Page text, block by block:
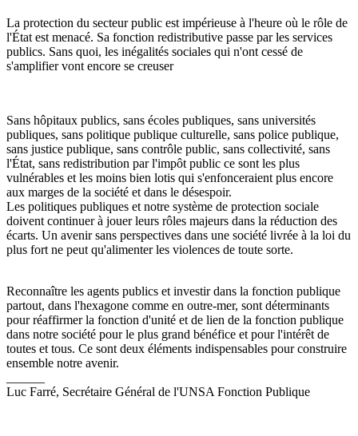
La protection du secteur public est impérieuse à l'heure où le rôle de
l'État est menacé. Sa fonction redistributive passe par les services
publics. Sans quoi, les inégalités sociales qui n'ont cessé de
s'amplifier vont encore se creuser
Sans hôpitaux publics, sans écoles publiques, sans universités
publiques, sans politique publique culturelle, sans police publique,
sans justice publique, sans contrôle public, sans collectivité, sans
l'État, sans redistribution par l'impôt public ce sont les plus
vulnérables et les moins bien lotis qui s'enfonceraient plus encore
aux marges de la société et dans le désespoir.
Les politiques publiques et notre système de protection sociale
doivent continuer à jouer leurs rôles majeurs dans la réduction des
écarts. Un avenir sans perspectives dans une société livrée à la loi du
plus fort ne peut qu'alimenter les violences de toute sorte.
Reconnaître les agents publics et investir dans la fonction publique
partout, dans l'hexagone comme en outre-mer, sont déterminants
pour réaffirmer la fonction d'unité et de lien de la fonction publique
dans notre société pour le plus grand bénéfice et pour l'intérêt de
toutes et tous. Ce sont deux éléments indispensables pour construire
ensemble notre avenir.
Luc Farré, Secrétaire Général de l'UNSA Fonction Publique